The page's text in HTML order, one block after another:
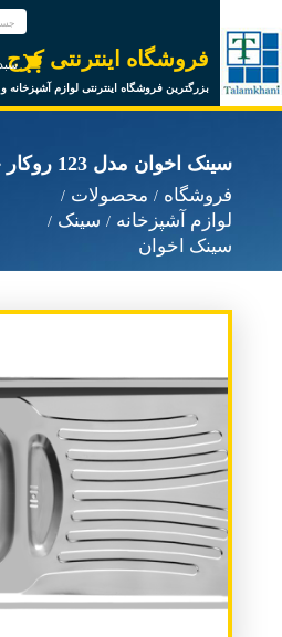
فروشگاه اینترنتی کرج
بزرگترین فروشگاه اینترنتی لوازم آشپزخانه
سینک اخوان مدل 123 روکار چپ
فروشگاه
محصولات
لوازم آشپزخانه
سینک
سینک اخوان